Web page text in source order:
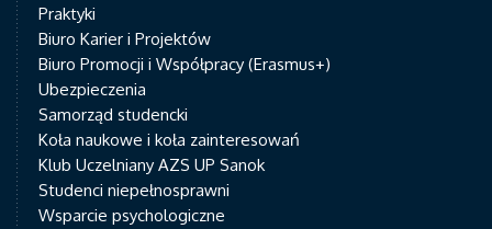
Praktyki
Biuro Karier i Projektów
Biuro Promocji i Współpracy (Erasmus+)
Ubezpieczenia
Samorząd studencki
Koła naukowe i koła zainteresowań
Klub Uczelniany AZS UP Sanok
Studenci niepełnosprawni
Wsparcie psychologiczne